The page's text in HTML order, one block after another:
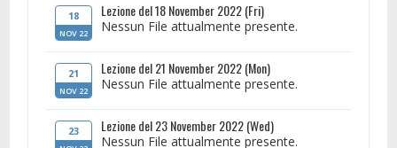
18
NOV 22
Lezione del 18 November 2022 (Fri)
Nessun File attualmente presente.
21
NOV 22
Lezione del 21 November 2022 (Mon)
Nessun File attualmente presente.
23 Lezione del 23 November 2022 (Wed)
Nessun File attualmente presente.